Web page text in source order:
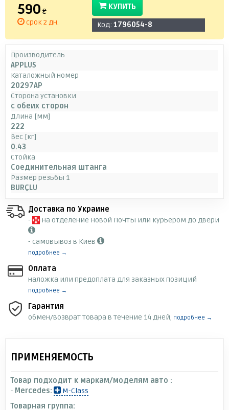
590 ₴
срок 2 дн.
КУПИТЬ
Код: 1796054-8
Производитель
APPLUS
Каталожный номер
20297AP
Сторона установки
с обеих сторон
Длина [мм]
222
Вес [кг]
0.43
Стойка
Соединительная штанга
Размер резьбы 1
BURÇLU
Доставка по Украине
-
на отделение Новой Почты или курьером до двери
- самовывоз в Киев
подробнее →
Оплата
наложка или предоплата для заказных позиций
подробнее →
Гарантия
обмен/возврат товара в течение 14 дней, подробнее →
ПРИМЕНЯЕМОСТЬ
Товар подходит к маркам/моделям авто :
- Mercedes:
M-Class
Товарная группа: